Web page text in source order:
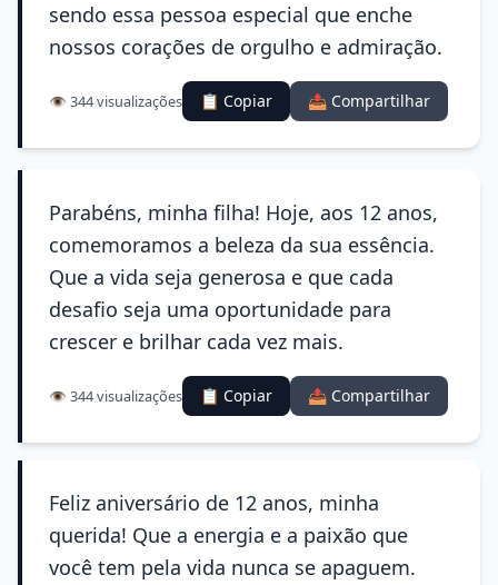
sendo essa pessoa especial que enche
nossos corações de orgulho e admiração.
👁️ 344 visualizações 📋 Copiar 📤 Compartilhar
Parabéns, minha filha! Hoje, aos 12 anos,
comemoramos a beleza da sua essência.
Que a vida seja generosa e que cada
desafio seja uma oportunidade para
crescer e brilhar cada vez mais.
👁️ 344 visualizações 📋 Copiar 📤 Compartilhar
Feliz aniversário de 12 anos, minha
querida! Que a energia e a paixão que
você tem pela vida nunca se apaguem.